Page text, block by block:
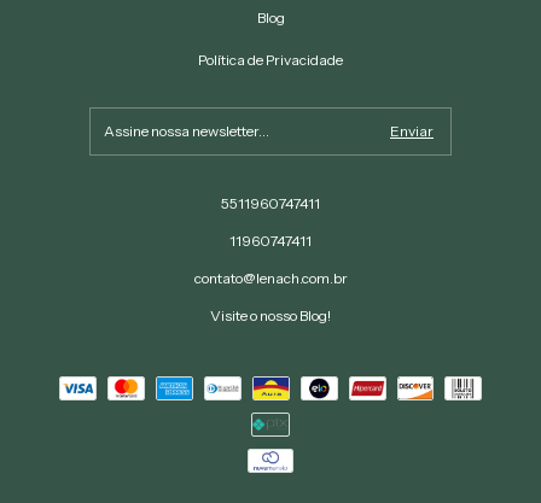
Blog
Política de Privacidade
5511960747411
11960747411
contato@lenach.com.br
Visite o nosso Blog!